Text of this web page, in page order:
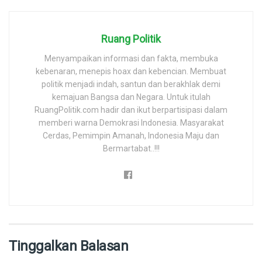
Ruang Politik
Menyampaikan informasi dan fakta, membuka
kebenaran, menepis hoax dan kebencian. Membuat
politik menjadi indah, santun dan berakhlak demi
kemajuan Bangsa dan Negara. Untuk itulah
RuangPolitik.com hadir dan ikut berpartisipasi dalam
memberi warna Demokrasi Indonesia. Masyarakat
Cerdas, Pemimpin Amanah, Indonesia Maju dan
Bermartabat..!!!
Tinggalkan Balasan